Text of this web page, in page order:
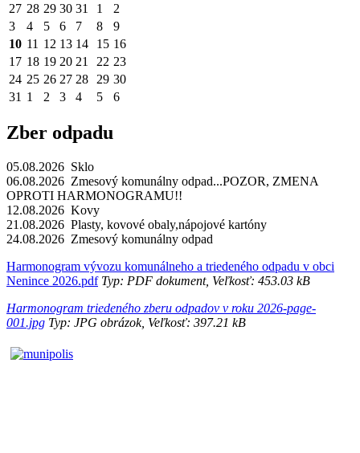
27 28 29 30 31 1
2
3
4 5 6 7 8
9
10 11 12 13 14 15 16
17 18 19 20 21 22 23
24 25 26 27 28 29 30
31 1 2 3 4 5 6
Zber odpadu
05.08.2026 Sklo
06.08.2026 Zmesový komunálny odpad...POZOR, ZMENA
OPROTI HARMONOGRAMU!!
12.08.2026 Kovy
21.08.2026 Plasty, kovové obaly,nápojové kartóny
24.08.2026 Zmesový komunálny odpad
Harmonogram vývozu komunálneho a triedeného odpadu v obci
Nenince 2026.pdfTyp: PDF dokument, Veľkosť: 453.03 kB
Harmonogram triedeného zberu odpadov v roku 2026-page-
001.jpg Typ: JPG obrázok, Veľkosť: 397.21 kB